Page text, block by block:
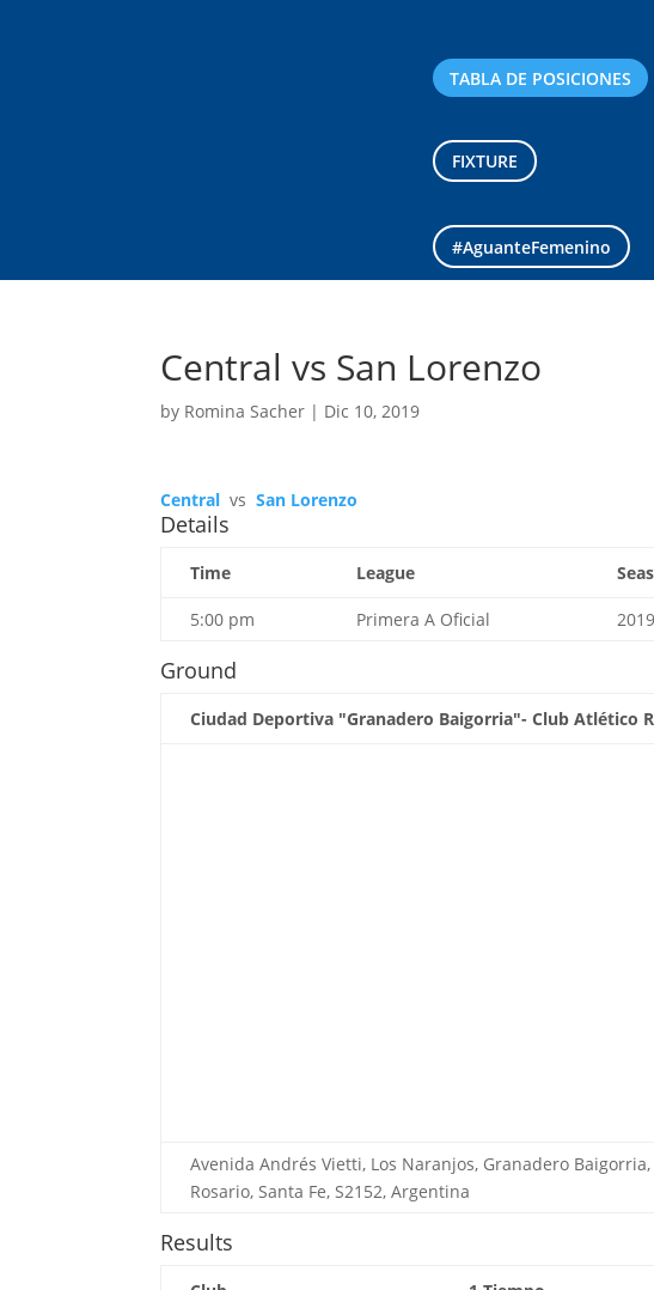
TABLA DE POSICIONES
FIXTURE
#AguanteFemenino
Central vs San Lorenzo
by Romina Sacher | Dic 10, 2019
Central vs San Lorenzo
Details
Time League
5:00 pm Primera A Oficial
Ground
Ciudad Deportiva "Granadero Baigorria"- Club Atlético
Avenida Andrés Vietti, Los Naranjos, Granadero
Rosario, Santa Fe, S2152, Argentina
Results